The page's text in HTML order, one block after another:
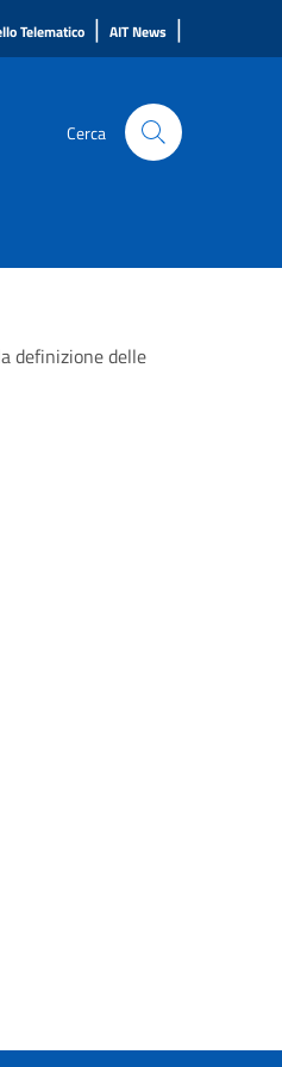
Telematico | AIT News |
Cerca
definizione delle